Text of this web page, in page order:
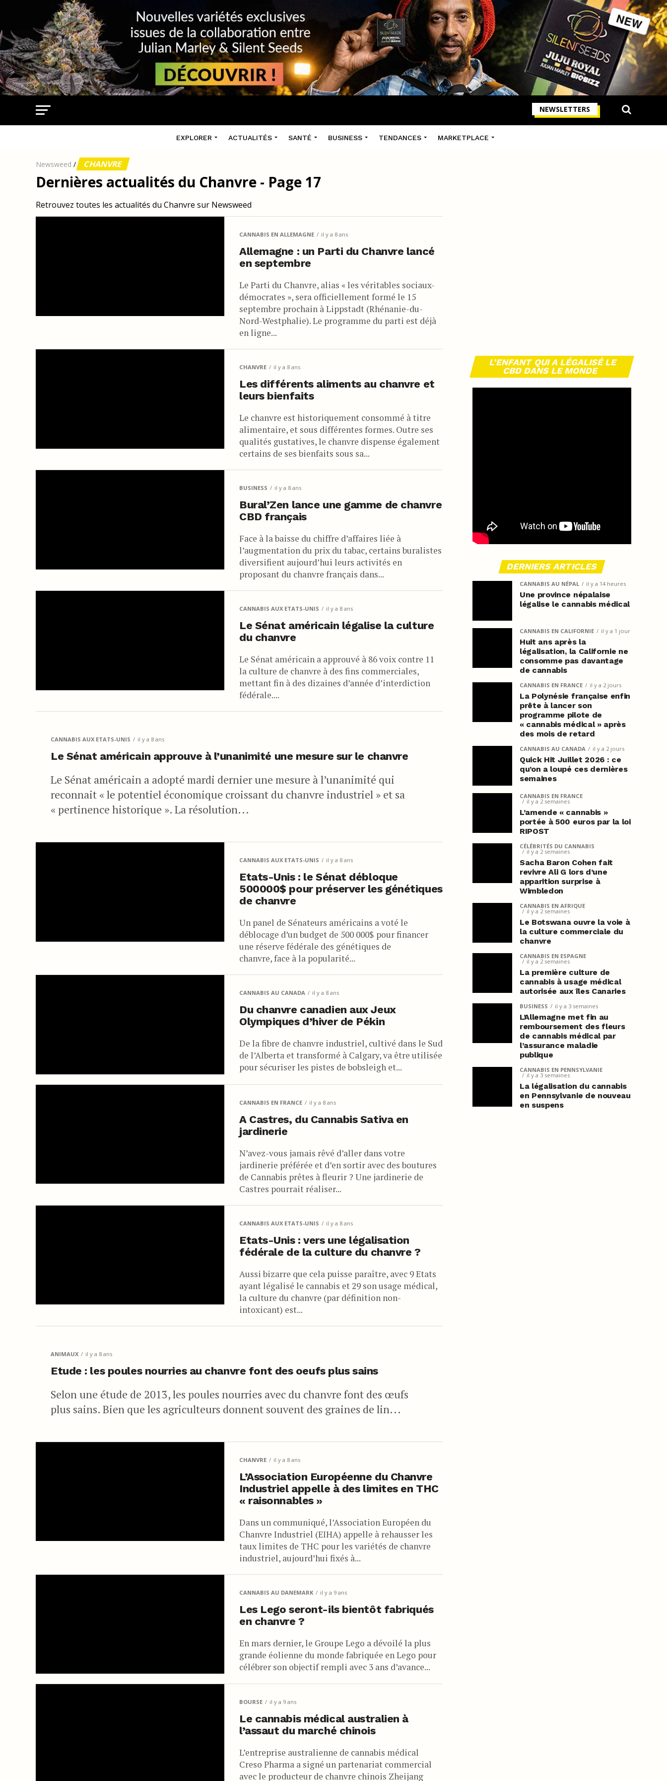
NEWSLETTERS
EXPLORER ACTUALITÉS SANTÉ BUSINESS TENDANCES MARKETPLACE
Newsweed / CHANVRE
Dernières actualités du Chanvre - Page 17
Retrouvez toutes les actualités du Chanvre sur Newsweed
CANNABIS EN ALLEMAGNE il y a 8 ans
Allemagne : un Parti du Chanvre lancé
en septembre
Le Parti du Chanvre, alias « les véritables sociaux-
démocrates », sera officiellement formé le 15
septembre prochain à Lippstadt (Rhénanie-du-
Nord-Westphalie). Le programme du parti est déjà
en ligne...
CHANVRE il y a 8 ans
Les différents aliments au chanvre et
leurs bienfaits
Le chanvre est historiquement consommé à titre
alimentaire, et sous différentes formes. Outre ses
qualités gustatives, le chanvre dispense également
certains de ses bienfaits sous sa...
BUSINESS il y a 8 ans
Bural’Zen lance une gamme de chanvre
CBD français
Face à la baisse du chiffre d’affaires liée à
l’augmentation du prix du tabac, certains buralistes
diversifient aujourd’hui leurs activités en
proposant du chanvre français dans...
CANNABIS AUX ETATS-UNIS il y a 8 ans
Le Sénat américain légalise la culture
du chanvre
Le Sénat américain a approuvé à 86 voix contre 11
la culture de chanvre à des fins commerciales,
mettant fin à des dizaines d’année d’interdiction
fédérale....
CANNABIS AUX ETATS-UNIS il y a 8 ans
Le Sénat américain approuve à l’unanimité une mesure sur le chanvre
Le Sénat américain a adopté mardi dernier une mesure à l’unanimité qui
reconnait « le potentiel économique croissant du chanvre industriel » et sa
« pertinence historique ». La résolution...
CANNABIS AUX ETATS-UNIS il y a 8 ans
Etats-Unis : le Sénat débloque
500000$ pour préserver les génétiques
de chanvre
Un panel de Sénateurs américains a voté le
déblocage d’un budget de 500 000$ pour financer
une réserve fédérale des génétiques de
chanvre, face à la popularité...
CANNABIS AU CANADA il y a 8 ans
Du chanvre canadien aux Jeux
Olympiques d’hiver de Pékin
De la fibre de chanvre industriel, cultivé dans le Sud
de l’Alberta et transformé à Calgary, va être utilisée
pour sécuriser les pistes de bobsleigh et...
CANNABIS EN FRANCE il y a 8 ans
A Castres, du Cannabis Sativa en
jardinerie
N’avez-vous jamais rêvé d’aller dans votre
jardinerie préférée et d’en sortir avec des boutures
de Cannabis prêtes à fleurir ? Une jardinerie de
Castres pourrait réaliser...
CANNABIS AUX ETATS-UNIS il y a 8 ans
Etats-Unis : vers une légalisation
fédérale de la culture du chanvre ?
Aussi bizarre que cela puisse paraître, avec 9 Etats
ayant légalisé le cannabis et 29 son usage médical,
la culture du chanvre (par définition non-
intoxicant) est...
ANIMAUX il y a 8 ans
Etude : les poules nourries au chanvre font des oeufs plus sains
Selon une étude de 2013, les poules nourries avec du chanvre font des œufs
plus sains. Bien que les agriculteurs donnent souvent des graines de lin...
CHANVRE il y a 8 ans
L’Association Européenne du Chanvre
Industriel appelle à des limites en THC
« raisonnables »
Dans un communiqué, l’Association Européen du
Chanvre Industriel (EIHA) appelle à rehausser les
taux limites de THC pour les variétés de chanvre
industriel, aujourd’hui fixés à...
CANNABIS AU DANEMARK il y a 9 ans
Les Lego seront-ils bientôt fabriqués
en chanvre ?
En mars dernier, le Groupe Lego a dévoilé la plus
grande éolienne du monde fabriquée en Lego pour
célébrer son objectif rempli avec 3 ans d’avance...
BOURSE il y a 9 ans
Le cannabis médical australien à
l’assaut du marché chinois
L’entreprise australienne de cannabis médical
Creso Pharma a signé un partenariat commercial
avec le producteur de chanvre chinois Zheijang
L’ENFANT QUI A LÉGALISÉ LE
CBD DANS LE MONDE
DERNIERS ARTICLES
CANNABIS AU NÉPAL il y a 14 heures
Une province népalaise
légalise le cannabis médical
CANNABIS EN CALIFORNIE il y a 1 jour
Huit ans après la
légalisation, la Californie ne
consomme pas davantage
de cannabis
CANNABIS EN FRANCE il y a 2 jours
La Polynésie française enfin
prête à lancer son
programme pilote de
« cannabis médical » après
des mois de retard
CANNABIS AU CANADA il y a 2 jours
Quick Hit Juillet 2026 : ce
qu’on a loupé ces dernières
semaines
CANNABIS EN FRANCE
il y a 2 semaines
L’amende « cannabis »
portée à 500 euros par la loi
RIPOST
CÉLÉBRITÉS DU CANNABIS
il y a 2 semaines
Sacha Baron Cohen fait
revivre Ali G lors d’une
apparition surprise à
Wimbledon
CANNABIS EN AFRIQUE
il y a 2 semaines
Le Botswana ouvre la voie à
la culture commerciale du
chanvre
CANNABIS EN ESPAGNE
il y a 2 semaines
La première culture de
cannabis à usage médical
autorisée aux îles Canaries
BUSINESS il y a 3 semaines
L’Allemagne met fin au
remboursement des fleurs
de cannabis médical par
l’assurance maladie
publique
CANNABIS EN PENNSYLVANIE
il y a 3 semaines
La légalisation du cannabis
en Pennsylvanie de nouveau
en suspens